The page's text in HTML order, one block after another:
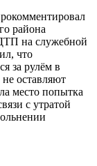
района
на служебной
что
за рулём в
оставляют
место попытка
с утратой